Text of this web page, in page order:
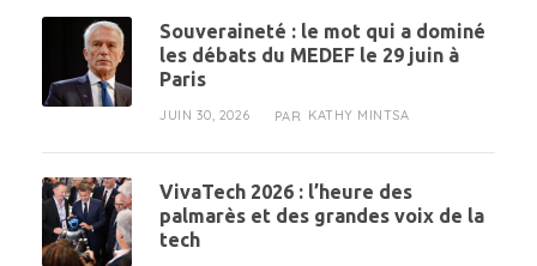
Souveraineté : le mot qui a dominé
les débats du MEDEF le 29 juin à
Paris
JUIN 30, 2026 PAR KATHY MINTSA
VivaTech 2026 : l’heure des
palmarès et des grandes voix de la
tech